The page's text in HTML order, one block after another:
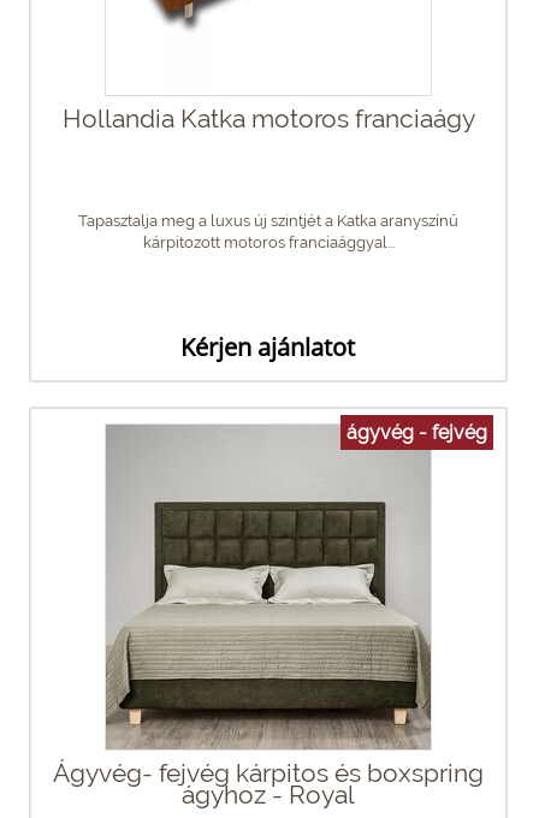
Hollandia Katka motoros franciaágy
Tapasztalja meg a luxus új szintjét a Katka aranyszínű
kárpitozott motoros franciaággyal...
Kérjen ajánlatot
ágyvég - fejvég
Ágyvég- fejvég kárpitos és boxspring
ágyhoz - Royal